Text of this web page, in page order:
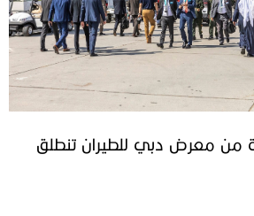
من معرض دبي للطيران تنطلق